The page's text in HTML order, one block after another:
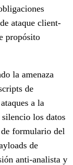
ataque client-
propósito
la amenaza
de
a la
silencio los datos
de formulario del
de
anti-analista y